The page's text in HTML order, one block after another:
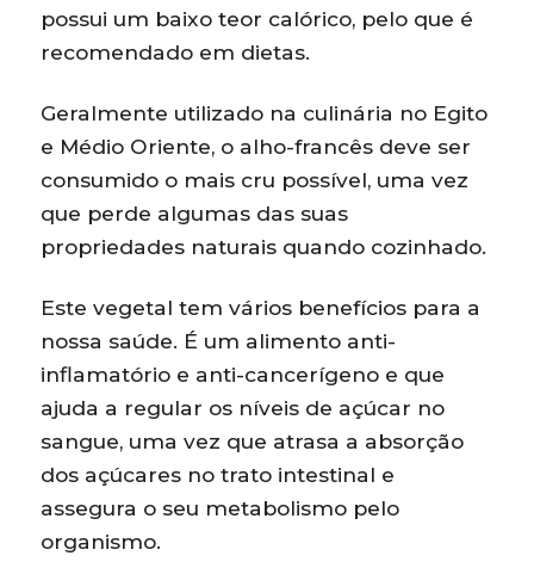
possui um baixo teor calórico, pelo que é
recomendado em dietas.
Geralmente utilizado na culinária no Egito
e Médio Oriente, o alho-francês deve ser
consumido o mais cru possível, uma vez
que perde algumas das suas
propriedades naturais quando cozinhado.
Este vegetal tem vários benefícios para a
nossa saúde. É um alimento anti-
inflamatório e anti-cancerígeno e que
ajuda a regular os níveis de açúcar no
sangue, uma vez que atrasa a absorção
dos açúcares no trato intestinal e
assegura o seu metabolismo pelo
organismo.